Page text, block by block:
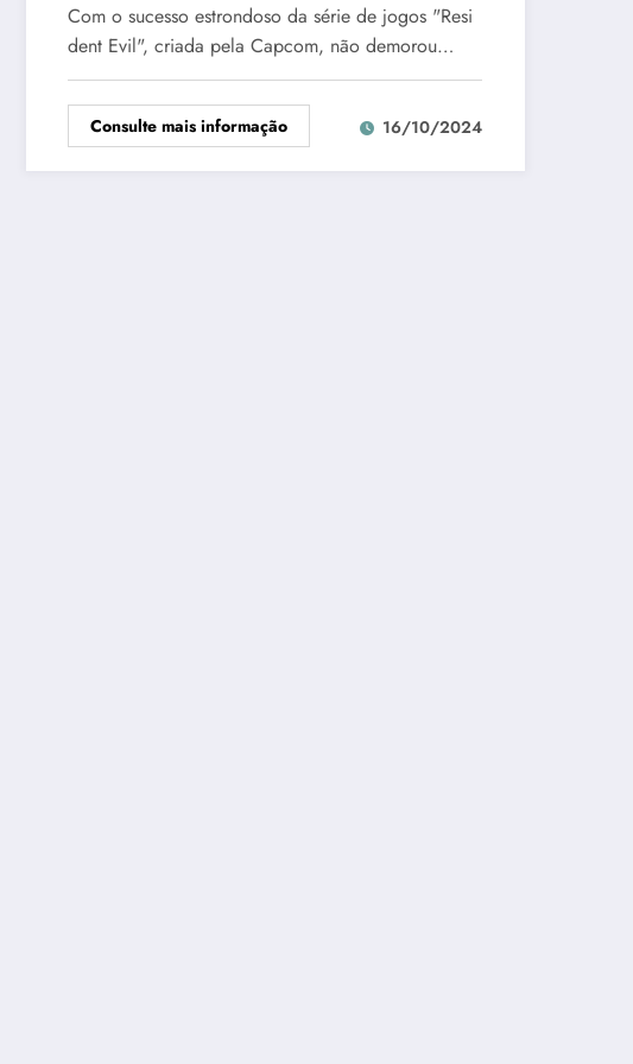
Com o sucesso estrondoso da série de jogos "Resi
dent Evil", criada pela Capcom, não demorou…
Consulte mais informação 16/10/2024